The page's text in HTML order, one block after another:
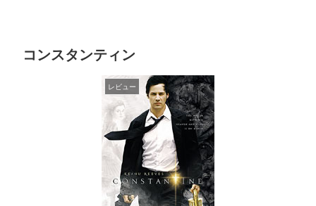
コンスタンティン
レビュー